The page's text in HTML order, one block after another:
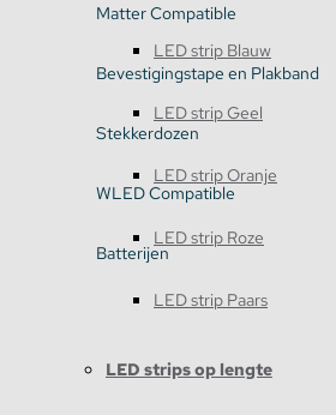
Matter Compatible
Bevestigingstape en Plakband
Stekkerdozen
WLED Compatible
Batterijen
LED strip Blauw
LED strip Geel
LED strip Oranje
LED strip Roze
LED strip Paars
LED strips op lengte